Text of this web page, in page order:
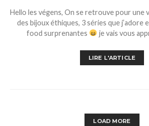
Hello les végens, On se retrouve pour une
des bijoux éthiques, 3 séries que j’adore
food surprenantes
je vais vous
LIRE L'ARTICLE
LOAD MORE